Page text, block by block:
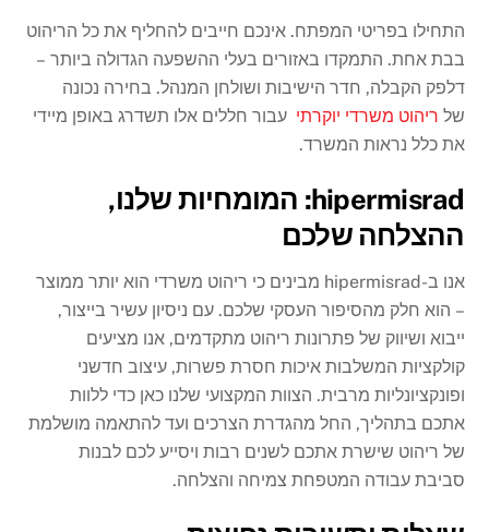
התחילו בפריטי המפתח. אינכם חייבים להחליף את כל הריהוט
בבת אחת. התמקדו באזורים בעלי ההשפעה הגדולה ביותר –
דלפק הקבלה, חדר הישיבות ושולחן המנהל. בחירה נכונה
של ריהוט משרדי יוקרתי עבור חללים אלו תשדרג באופן מיידי
את כלל נראות המשרד.
hipermisrad: המומחיות שלנו,
ההצלחה שלכם
אנו ב-hipermisrad מבינים כי ריהוט משרדי הוא יותר ממוצר
– הוא חלק מהסיפור העסקי שלכם. עם ניסיון עשיר בייצור,
ייבוא ושיווק של פתרונות ריהוט מתקדמים, אנו מציעים
קולקציות המשלבות איכות חסרת פשרות, עיצוב חדשני
ופונקציונליות מרבית. הצוות המקצועי שלנו כאן כדי ללוות
אתכם בתהליך, החל מהגדרת הצרכים ועד להתאמה מושלמת
של ריהוט שישרת אתכם לשנים רבות ויסייע לכם לבנות
סביבת עבודה המטפחת צמיחה והצלחה.